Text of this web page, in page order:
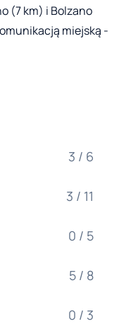
(7 km) i Bolzano
miejską -
3 / 6
3 / 11
0 / 5
5 / 8
0 / 3